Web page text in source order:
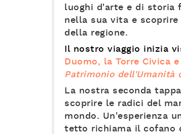
luoghi d'arte e di storia
nella sua vita e
della regione.
Il nostro viaggio inizia
Duomo, la Torre Civica
Patrimonio dell'Umanità
La nostra seconda
scoprire le radici del
mondo. Un'esperienza
tetto richiama il cofano